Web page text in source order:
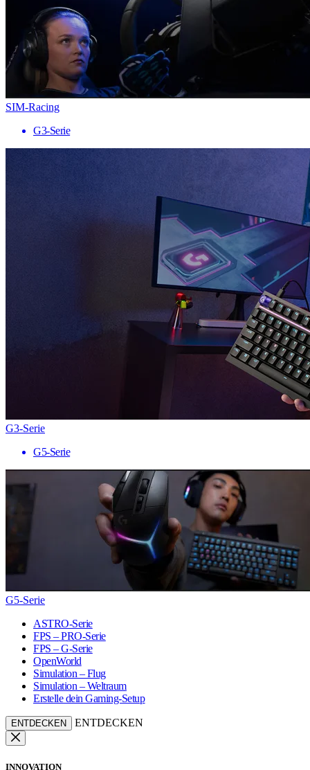
SIM-Racing
G3-Serie
G3-Serie
G5-Serie
G5-Serie
ASTRO-Serie
FPS – PRO-Serie
FPS – G-Serie
OpenWorld
Simulation – Flug
Simulation – Weltraum
Erstelle dein Gaming-Setup
ENTDECKEN ENTDECKEN
INNOVATION